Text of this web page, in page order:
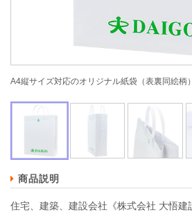
A4縦サイズ対応のオリジナル紙袋（表裏同絵柄）
商品説明
住宅、建築、建設会社《株式会社 大悟